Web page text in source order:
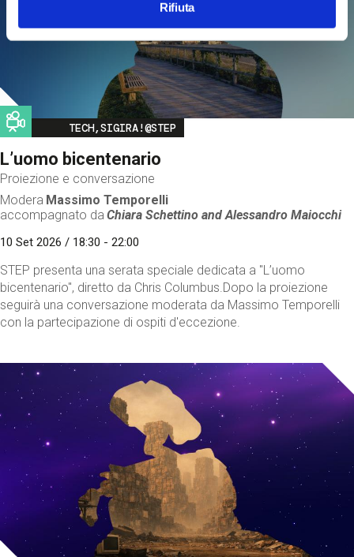
Rifiuta
Image
TECH,SIGIRA!@STEP
L’uomo bicentenario
Proiezione e conversazione
Modera Massimo Temporelli
accompagnato da Chiara Schettino andAlessandro Maiocchi
10 Set 2026 / 18:30 - 22:00
STEP presenta una serata speciale dedicata a "L’uomo
bicentenario", diretto da Chris Columbus.Dopo la proiezione
seguirà una conversazione moderata da Massimo Temporelli
con la partecipazione di ospiti d'eccezione.